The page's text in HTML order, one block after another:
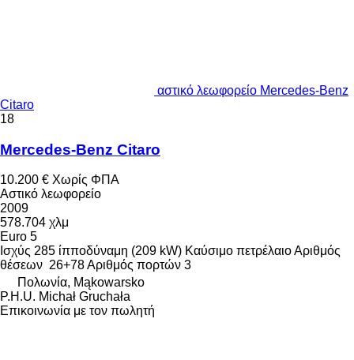
αστικό λεωφορείο Mercedes-Benz
Citaro
18
Mercedes-Benz Citaro
10.200 € Χωρίς ΦΠΑ
Αστικό λεωφορείο
2009
578.704 χλμ
Euro 5
Ισχύς 285 ίπποδύναμη (209 kW) Καύσιμο πετρέλαιοΑριθμός
θέσεων 26+78Αριθμός πορτών 3
Πολωνία, Mąkowarsko
P.H.U. Michał Gruchała
Επικοινωνία με τον πωλητή